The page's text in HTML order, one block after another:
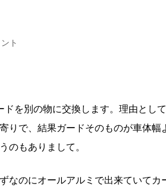
ト
を別の物に交換します。理由とし
で、結果ガードそのものが車体幅
もありまして。
のにオールアルミで出来ていて